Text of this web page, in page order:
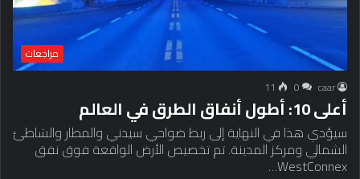
مراجعات
caar
0
11
أعلى 10: أطول أنفاق الطرق في العالم
سيؤدي هذا في النهاية إلى ربط ضواحي سيدني والمطار والشاطئ
الشمالي ومركز المدينة. تم تخصيص الأرض الواقعة فوق نفق
WestConnex…